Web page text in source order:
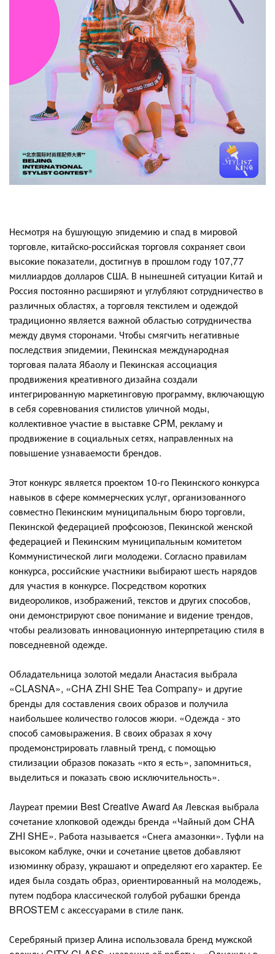
Несмотря на бушующую эпидемию и спад в мировой
торговле, китайско-российская торговля сохраняет свои
высокие показатели, достигнув в прошлом году 107,77
миллиардов долларов США. В нынешней ситуации Китай и
Россия постоянно расширяют и углубляют сотрудничество в
различных областях, а торговля текстилем и одеждой
традиционно является важной областью сотрудничества
между двумя сторонами. Чтобы смягчить негативные
последствия эпидемии, Пекинская международная
торговая палата Ябаолу и Пекинская ассоциация
продвижения креативного дизайна создали
интегрированную маркетинговую программу, включающую
в себя соревнования стилистов уличной моды,
коллективное участие в выставке CPM, рекламу и
продвижение в социальных сетях, направленных на
повышение узнаваемости брендов.
Этот конкурс является проектом 10-го Пекинского конкурса
навыков в сфере коммерческих услуг, организованного
совместно Пекинским муниципальным бюро торговли,
Пекинской федерацией профсоюзов, Пекинской женской
федерацией и Пекинским муниципальным комитетом
Коммунистической лиги молодежи. Согласно правилам
конкурса, российские участники выбирают шесть нарядов
для участия в конкурсе. Посредством коротких
видеороликов, изображений, текстов и других способов,
они демонстрируют свое понимание и видение трендов,
чтобы реализовать инновационную интерпретацию стиля в
повседневной одежде.
Обладательница золотой медали Анастасия выбрала
«CLASNA», «CHA ZHI SHE Tea Company» и другие
бренды для составления своих образов и получила
наибольшее количество голосов жюри. «Одежда - это
способ самовыражения. В своих образах я хочу
продемонстрировать главный тренд, с помощью
стилизации образов показать «кто я есть», запомниться,
выделиться и показать свою исключительность».
Лауреат премии Best Creative Award Ая Левская выбрала
сочетание хлопковой одежды бренда «Чайный дом CHA
ZHI SHE». Работа называется «Снега амазонки». Туфли на
высоком каблуке, очки и сочетание цветов добавляют
изюминку образу, украшают и определяют его характер. Ее
идея была создать образ, ориентированный на молодежь,
путем подбора классической голубой рубашки бренда
BROSTEM с аксессуарами в стиле панк.
Серебряный призер Алина использовала бренд мужской